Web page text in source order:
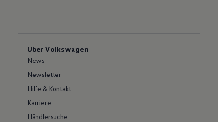
Über Volkswagen
News
Newsletter
Hilfe & Kontakt
Karriere
Händlersuche